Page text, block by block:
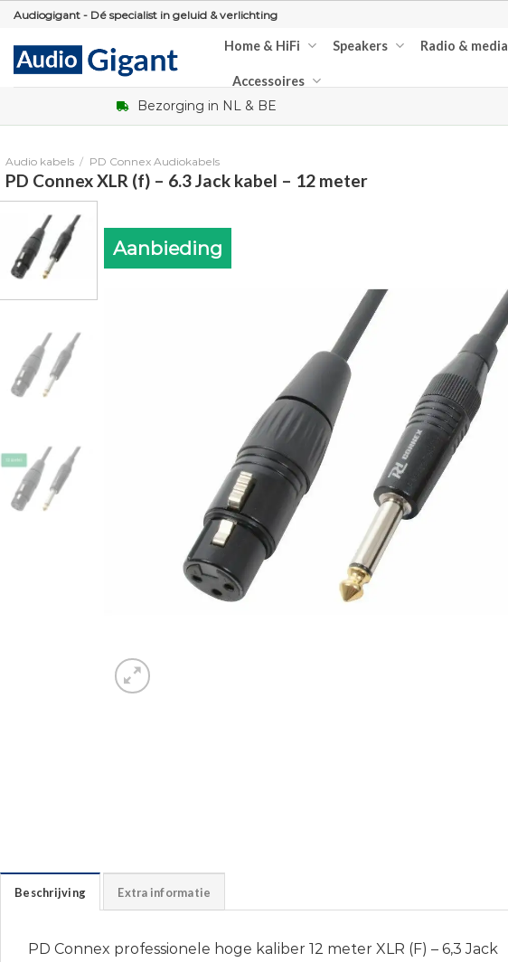
Skip
content
Audiogigant - Dé specialist in geluid & verlichting
Home & HiFi Speakers Radio & media
Accessoires
Bezorging in NL & BE
Audio kabels / PD Connex Audiokabels
PD Connex XLR (f) – 6.3 Jack kabel – 12 meter
Aanbieding
Beschrijving Extra informatie
PD Connex professionele hoge kaliber 12 meter XLR (F) – 6,3 Jack